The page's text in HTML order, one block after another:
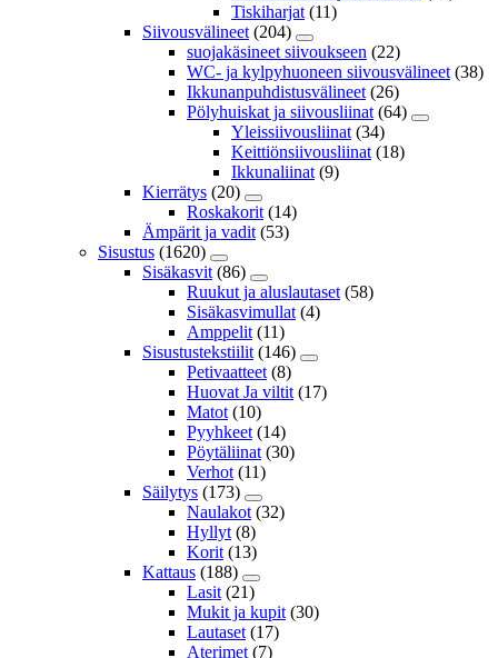
Tiskiharjat (11)
Siivousvälineet (204)
suojakäsineet siivoukseen (22)
WC- ja kylpyhuoneen siivousvälineet (38)
Ikkunanpuhdistusvälineet (26)
Pölyhuiskat ja siivousliinat (64)
Yleissiivousliinat (34)
Keittiönsiivousliinat (18)
Ikkunaliinat (9)
Kierrätys (20)
Roskakorit (14)
Ämpärit ja vadit (53)
Sisustus (1620)
Sisäkasvit (86)
Ruukut ja aluslautaset (58)
Sisäkasvimullat (4)
Amppelit (11)
Sisustustekstiilit (146)
Petivaatteet (8)
Huovat Ja viltit (17)
Matot (10)
Pyyhkeet (14)
Pöytäliinat (30)
Verhot (11)
Säilytys (173)
Naulakot (32)
Hyllyt (8)
Korit (13)
Kattaus (188)
Lasit (21)
Mukit ja kupit (30)
Lautaset (17)
Aterimet (7)